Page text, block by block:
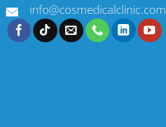
info@cosmedicalclinic.com